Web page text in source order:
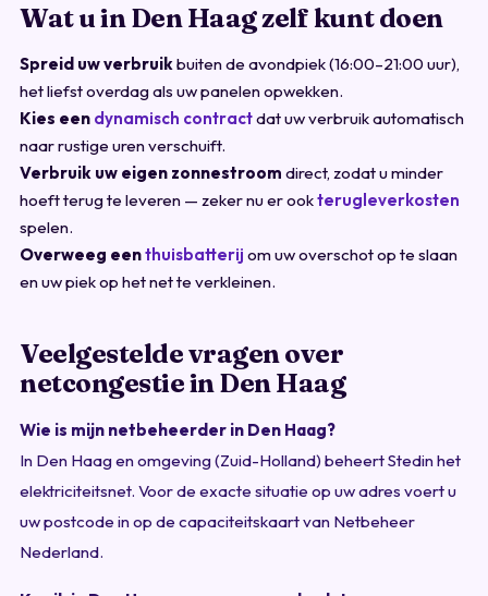
Wat u in Den Haag zelf kunt doen
Spreid uw verbruikbuiten de avondpiek (16:00–21:00 uur),
het liefst overdag als uw panelen opwekken.
Kies een dynamisch contractdat uw verbruik automatisch
naar rustige uren verschuift.
Verbruik uw eigen zonnestroom direct, zodat u minder
hoeft terug te leveren — zeker nu er ookterugleverkosten
spelen.
Overweeg eenthuisbatterij om uw overschot op te slaan
en uw piek op het net te verkleinen.
Veelgestelde vragen over
netcongestie in Den Haag
Wie is mijn netbeheerder in Den Haag?
In Den Haag en omgeving (Zuid-Holland) beheert Stedin het
elektriciteitsnet. Voor de exacte situatie op uw adres voert u
uw postcode in op de capaciteitskaart van Netbeheer
Nederland.